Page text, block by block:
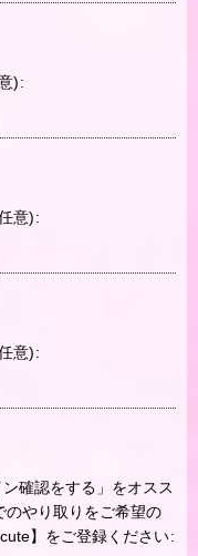
):
意):
意):
確認をする」をオスス
やり取りをご希望の
】をご登録ください: